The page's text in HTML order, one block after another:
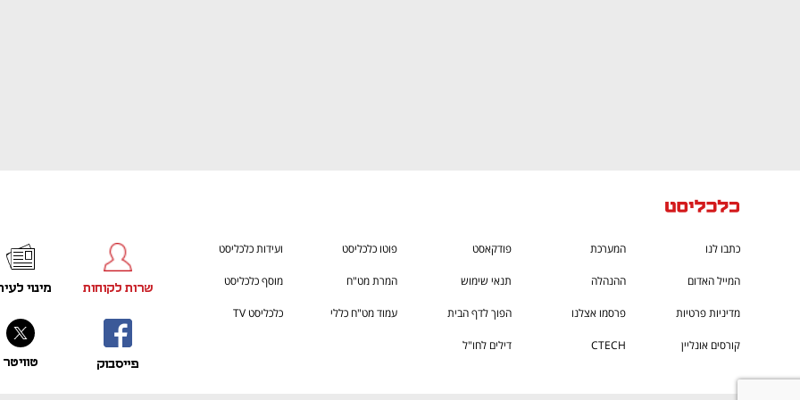
כתבו לנו המערכת פודקאסט פוטו כלכליסט ועידות כלכליסט
המייל האדום ההנהלה תנאי שימוש המרת מט"ח מוסף כלכליסט
מדיניות פרטיות פרסמו אצלנו הפוך לדף הבית עמוד מט"ח כללי כלכליסט TV
קורסים אונליין CTECH
דילים לחו"ל
פייסבוק
שרות לקוחות
טוויטר
מינוי